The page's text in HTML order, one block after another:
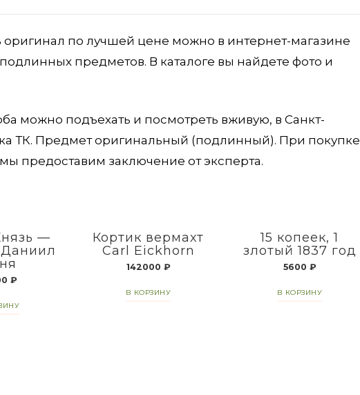
по лучшей цене можно в интернет-магазине
предметов. В каталоге вы найдете фото и
можно подъехать и посмотреть вживую, в Санкт-
ТК. Предмет оригинальный (подлинный). При покупке
предоставим заключение от эксперта.
—
₽
Кортик вермахт
Carl Eickhorn
142000 ₽
В КОРЗИНУ
15 копеек, 1
злотый 1837 год
5600 ₽
В КОРЗИНУ